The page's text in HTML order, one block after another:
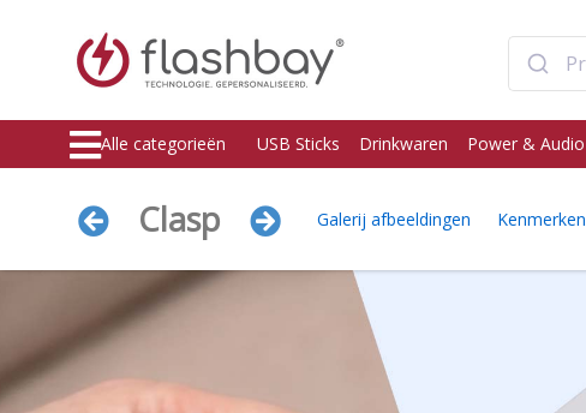
Alle categorieën USB Sticks Drinkwaren Power & Audio
Clasp Galerij afbeeldingen Kenmerken